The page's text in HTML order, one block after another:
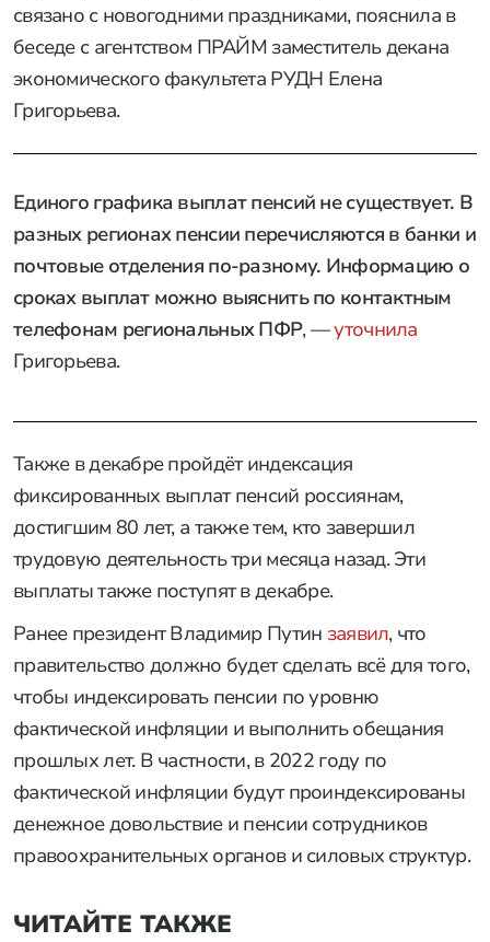
связано с новогодними праздниками, пояснила в
беседе с агентством ПРАЙМ заместитель декана
экономического факультета РУДН Елена
Григорьева.
Единого графика выплат пенсий не существует. В
разных регионах пенсии перечисляются в банки и
почтовые отделения по-разному. Информацию о
сроках выплат можно выяснить по контактным
телефонам региональных ПФР, —уточнила
Григорьева.
Также в декабре пройдёт индексация
фиксированных выплат пенсий россиянам,
достигшим 80 лет, а также тем, кто завершил
трудовую деятельность три месяца назад. Эти
выплаты также поступят в декабре.
Ранее президент Владимир Путин заявил, что
правительство должно будет сделать всё для того,
чтобы индексировать пенсии по уровню
фактической инфляции и выполнить обещания
прошлых лет. В частности, в 2022 году по
фактической инфляции будут проиндексированы
денежное довольствие и пенсии сотрудников
правоохранительных органов и силовых структур.
ЧИТАЙТЕ ТАКЖЕ